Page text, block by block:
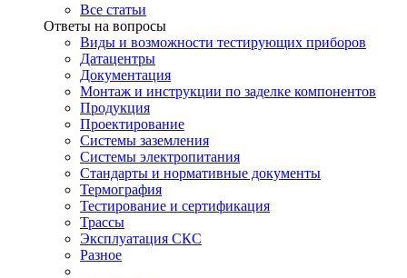
Все статьи
Ответы на вопросы
Виды и возможности тестирующих приборов
Датацентры
Документация
Монтаж и инструкции по заделке компонентов
Продукция
Проектирование
Системы заземления
Системы электропитания
Стандарты и нормативные документы
Термография
Тестирование и сертификация
Трассы
Эксплуатация СКС
Разное